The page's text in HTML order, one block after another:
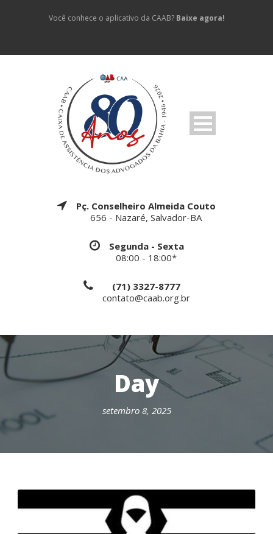
Você conhece o aplicativo da CAAB? Baixe agora!
Pç. Conselheiro Almeida Couto
656 - Nazaré, Salvador-BA
Segunda - Sexta
08:00 - 18:00*
(71) 3327-8777
contato@caab.org.br
Day
setembro 8, 2025